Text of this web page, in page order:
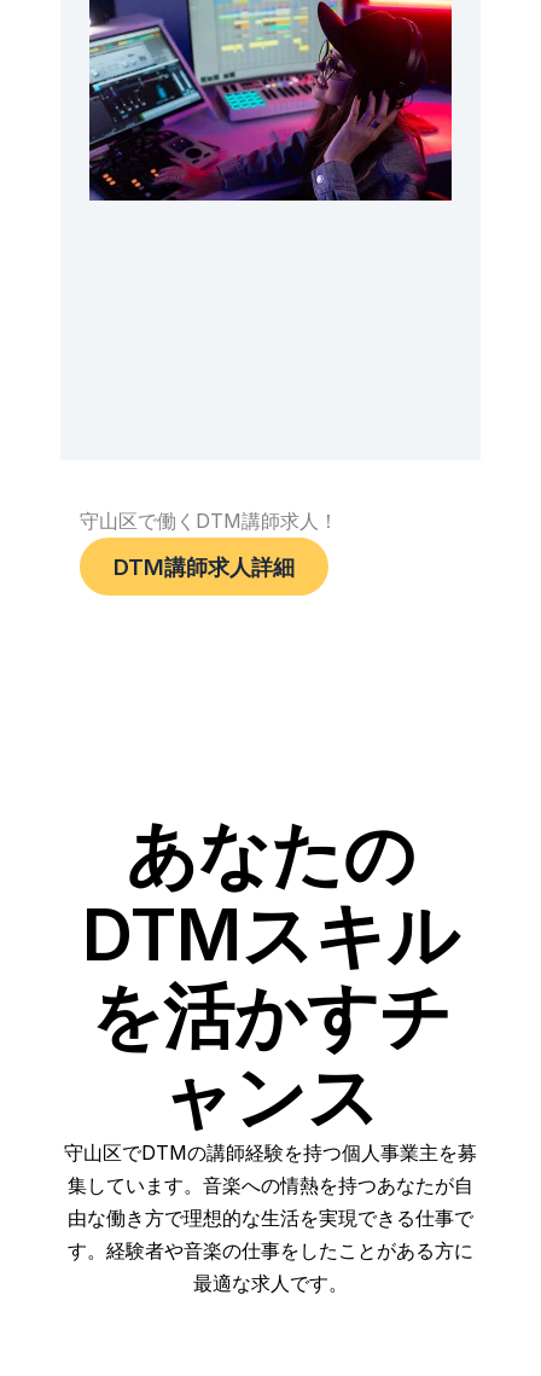
守山区で働くDTM講師求人！
DTM講師求人詳細
あなたの
DTMスキル
を活かすチ
ャンス
守山区でDTMの講師経験を持つ個人事業主を募
集しています。音楽への情熱を持つあなたが自
由な働き方で理想的な生活を実現できる仕事で
す。経験者や音楽の仕事をしたことがある方に
最適な求人です。